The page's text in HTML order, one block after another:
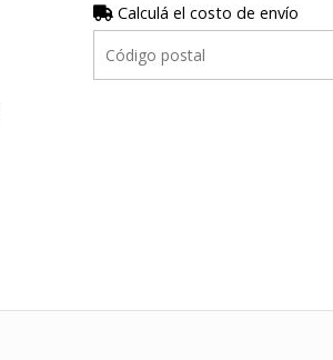
Calculá el costo de envío